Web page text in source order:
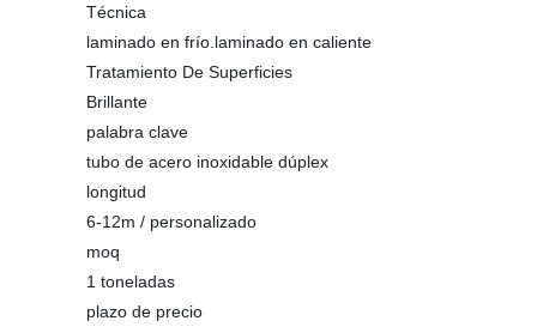
Técnica
laminado en frío.laminado en caliente
Tratamiento De Superficies
Brillante
palabra clave
tubo de acero inoxidable dúplex
longitud
6-12m / personalizado
moq
1 toneladas
plazo de precio